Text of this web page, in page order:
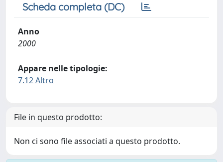
Scheda completa (DC)
Anno
2000
Appare nelle tipologie:
7.12 Altro
File in questo prodotto:
Non ci sono file associati a questo prodotto.